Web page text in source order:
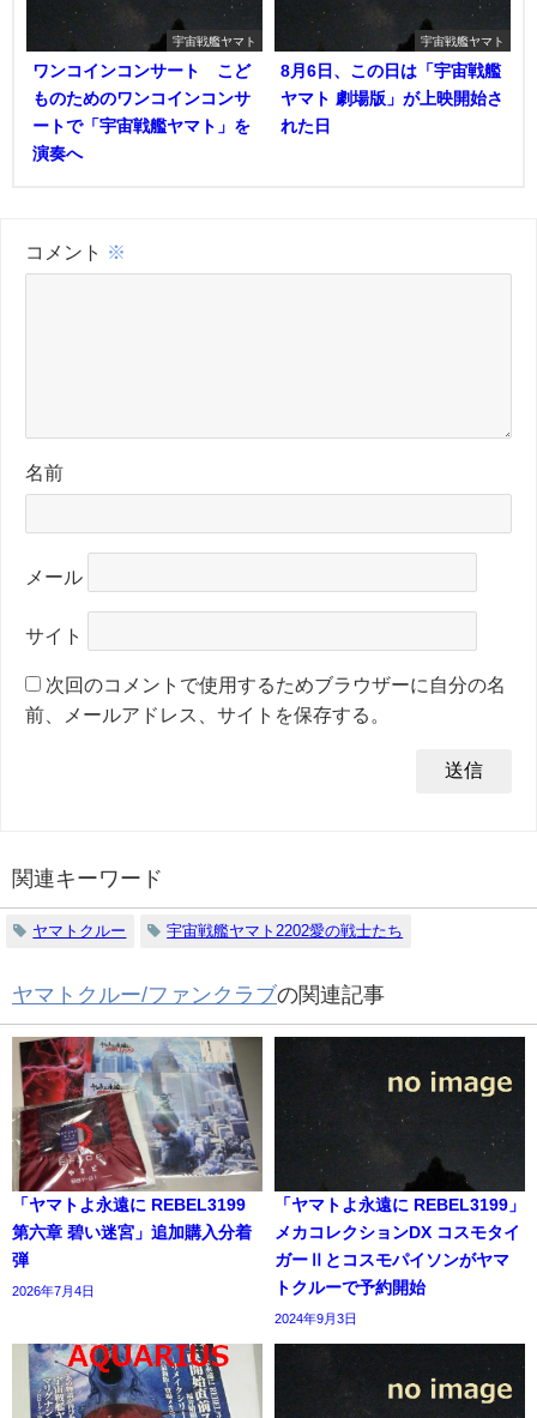
宇宙戦艦ヤマト
ワンコインコンサート こど
ものためのワンコインコンサ
ートで「宇宙戦艦ヤマト」を
演奏へ
宇宙戦艦ヤマト
8月6日、この日は「宇宙戦艦
ヤマト 劇場版」が上映開始さ
れた日
コメント ※
名前
メール
サイト
次回のコメントで使用するためブラウザーに自分の名
前、メールアドレス、サイトを保存する。
関連キーワード
ヤマトクルー 宇宙戦艦ヤマト2202愛の戦士たち
ヤマトクルー/ファンクラブの関連記事
「ヤマトよ永遠に REBEL3199
第六章 碧い迷宮」追加購入分着
弾
2026年7月4日
「ヤマトよ永遠に REBEL3199」
メカコレクションDX コスモタイ
ガーⅡとコスモパイソンがヤマ
トクルーで予約開始
2024年9月3日